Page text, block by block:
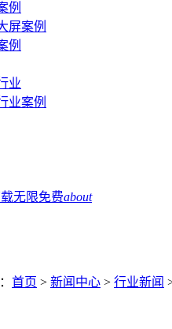
例
屏案例
例
业
业案例
无限免费about
首页 > 新闻中心 > 行业新闻